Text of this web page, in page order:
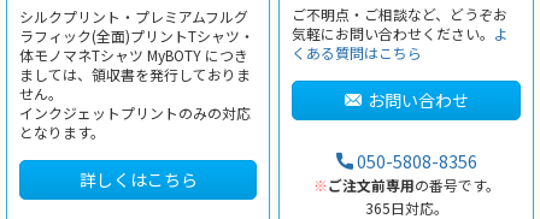
シルクプリント・プレミアムフルグ
ラフィック(全面)プリントTシャツ・
体モノマネTシャツ MyBOTY につき
ましては、領収書を発行しておりま
せん。
インクジェットプリントのみの対応
となります。
詳しくはこちら
ご不明点・ご相談など、どうぞお
気軽にお問い合わせください。 よ
くある質問はこちら
お問い合わせ
050-5808-8356
※ご注文前専用の番号です。
365日対応。